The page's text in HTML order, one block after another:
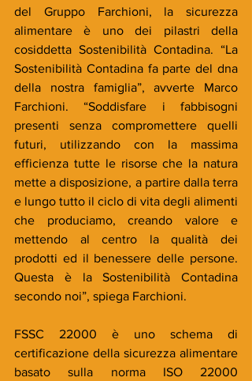
del Gruppo Farchioni, la sicurezza
alimentare è uno dei pilastri della
cosiddetta Sostenibilità Contadina. “La
Sostenibilità Contadina fa parte del dna
della nostra famiglia”, avverte Marco
Farchioni. “Soddisfare i fabbisogni
presenti senza compromettere quelli
futuri, utilizzando con la massima
efficienza tutte le risorse che la natura
mette a disposizione, a partire dalla terra
e lungo tutto il ciclo di vita degli alimenti
che produciamo, creando valore e
mettendo al centro la qualità dei
prodotti ed il benessere delle persone.
Questa è la Sostenibilità Contadina
secondo noi”, spiega Farchioni.
FSSC 22000 è uno schema di
certificazione della sicurezza alimentare
basato sulla norma ISO 22000